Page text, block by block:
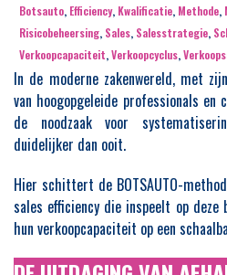
Botsauto, Efficiency, Kwalificatie, Methode,
Risicobeheersing, Sales, Salesstrategie,
Verkoopcapaciteit,Verkoopcyclus,
In de moderne zakenwereld, met
van hoogopgeleide professionals en
de noodzaak voor
duidelijker dan ooit.
Hier schittert de BOTSAUTO-
sales efficiency die inspeelt op deze
hun verkoopcapaciteit op een